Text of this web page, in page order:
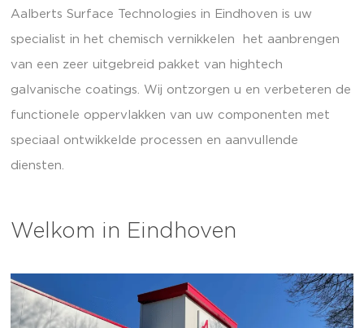
Aalberts Surface Technologies in Eindhoven is uw
specialist in het chemisch vernikkelen het aanbrengen
van een zeer uitgebreid pakket van hightech
galvanische coatings. Wij ontzorgen u en verbeteren de
functionele oppervlakken van uw componenten met
speciaal ontwikkelde processen en aanvullende
diensten.
Welkom in Eindhoven